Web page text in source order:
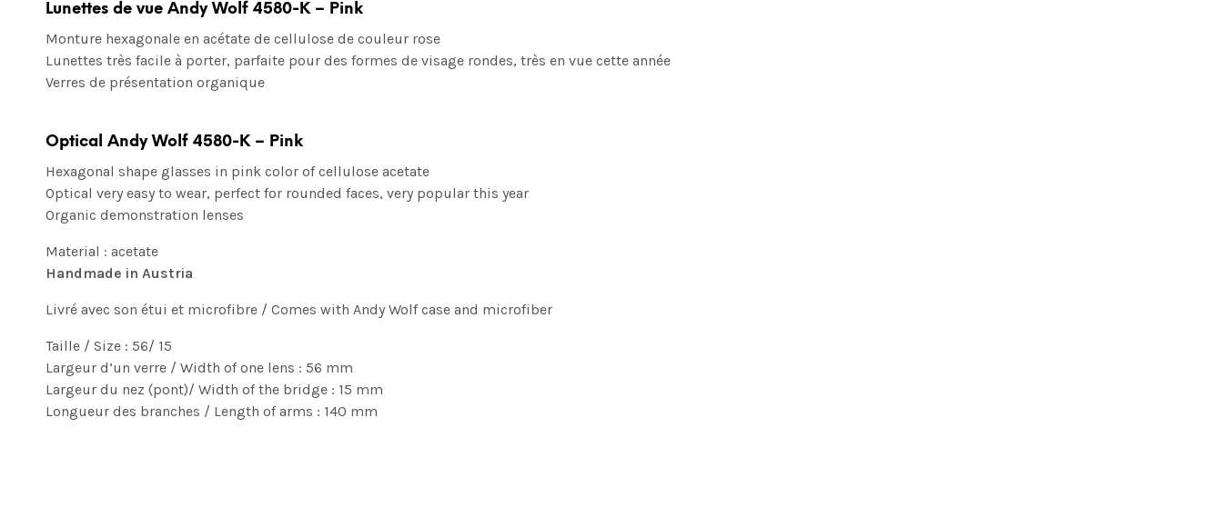
Lunettes de vue Andy Wolf 4580-K – Pink
Monture hexagonale en acétate de cellulose de couleur rose
Lunettes très facile à porter, parfaite pour des formes de visage rondes, très en vue cette année
Verres de présentation organique
Optical Andy Wolf 4580-K – Pink
Hexagonal shape glasses in pink color of cellulose acetate
Optical very easy to wear, perfect for rounded faces, very popular this year
Organic demonstration lenses
Material : acetate
Handmade in Austria
Livré avec son étui et microfibre / Comes with Andy Wolf case and microfiber
Taille / Size : 56/ 15
Largeur d’un verre / Width of one lens : 56 mm
Largeur du nez (pont)/ Width of the bridge : 15 mm
Longueur des branches / Length of arms : 140 mm